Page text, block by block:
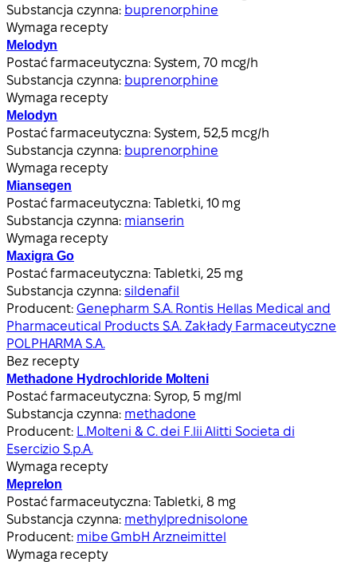
Substancja czynna: buprenorphine
Wymaga recepty
Melodyn
Postać farmaceutyczna: System, 70 mcg/h
Substancja czynna: buprenorphine
Wymaga recepty
Melodyn
Postać farmaceutyczna: System, 52,5 mcg/h
Substancja czynna: buprenorphine
Wymaga recepty
Miansegen
Postać farmaceutyczna: Tabletki, 10 mg
Substancja czynna: mianserin
Wymaga recepty
Maxigra Go
Postać farmaceutyczna: Tabletki, 25 mg
Substancja czynna:sildenafil
Producent: Genepharm S.A. Rontis Hellas Medical and
Pharmaceutical Products S.A. Zakłady Farmaceutyczne
POLPHARMA S.A.
Bez recepty
Methadone Hydrochloride Molteni
Postać farmaceutyczna: Syrop, 5 mg/ml
Substancja czynna: methadone
Producent: L.Molteni & C. dei F.lii Alitti Societa di
Esercizio S.p.A.
Wymaga recepty
Meprelon
Postać farmaceutyczna: Tabletki, 8 mg
Substancja czynna: methylprednisolone
Producent: mibe GmbH Arzneimittel
Wymaga recepty